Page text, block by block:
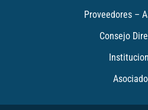
Proveedores –
Consejo